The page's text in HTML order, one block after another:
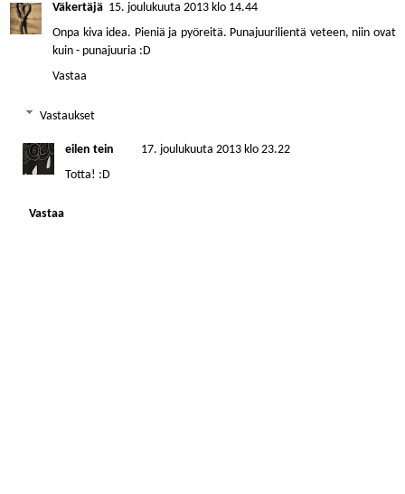
Väkertäjä 15. joulukuuta 2013 klo 14.44
Onpa kiva idea. Pieniä ja pyöreitä. Punajuurilientä veteen, niin ovat
kuin - punajuuria :D
Vastaa
Vastaukset
eilen tein
17. joulukuuta 2013 klo 23.22
Totta! :D
Vastaa